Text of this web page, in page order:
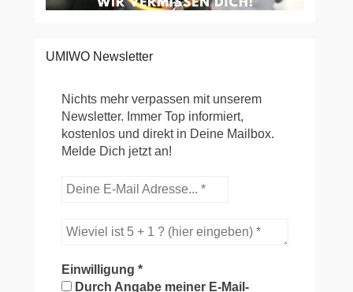
UMIWO Newsletter
Nichts mehr verpassen mit unserem
Newsletter. Immer Top informiert,
kostenlos und direkt in Deine Mailbox.
Melde Dich jetzt an!
Einwilligung*
Durch Angabe meiner E-Mail-